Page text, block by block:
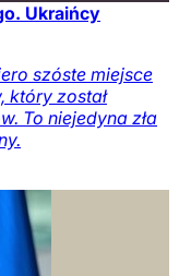
Ukraińcy
szóste miejsce
który został
To niejedyna zła